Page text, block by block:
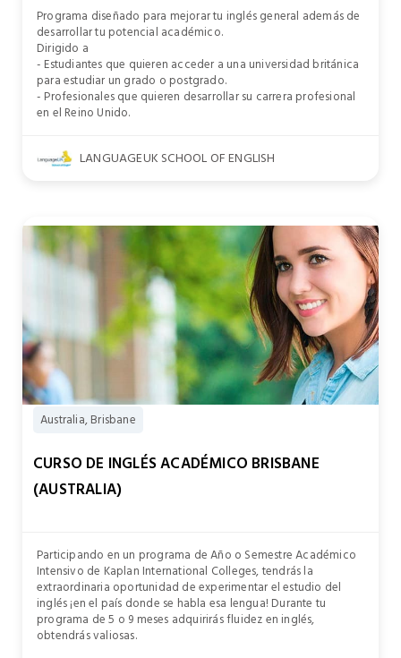
Programa diseñado para mejorar tu inglés general además de
desarrollar tu potencial académico.
Dirigido a
- Estudiantes que quieren acceder a una universidad británica
para estudiar un grado o postgrado.
- Profesionales que quieren desarrollar su carrera profesional
en el Reino Unido.
LANGUAGEUK SCHOOL OF ENGLISH
Australia, Brisbane
CURSO DE INGLÉS ACADÉMICO BRISBANE
(AUSTRALIA)
Participando en un programa de Año o Semestre Académico
Intensivo de Kaplan International Colleges, tendrás la
extraordinaria oportunidad de experimentar el estudio del
inglés ¡en el país donde se habla esa lengua! Durante tu
programa de 5 o 9 meses adquirirás fluidez en inglés,
obtendrás valiosas.